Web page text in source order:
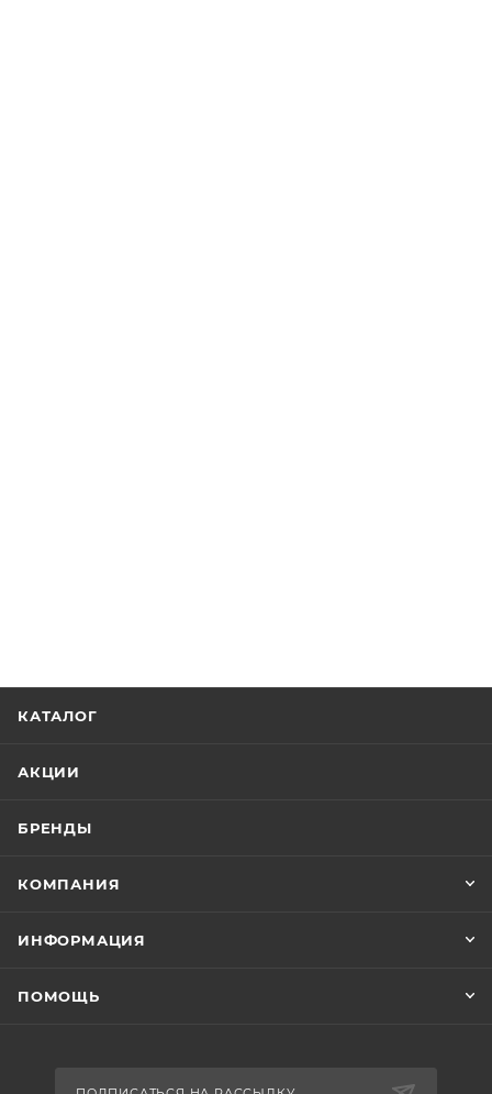
КАТАЛОГ
АКЦИИ
БРЕНДЫ
КОМПАНИЯ
ИНФОРМАЦИЯ
ПОМОЩЬ